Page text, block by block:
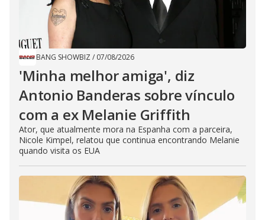
BANG SHOWBIZ / 07/08/2026
'Minha melhor amiga', diz
Antonio Banderas sobre vínculo
com a ex Melanie Griffith
Ator, que atualmente mora na Espanha com a parceira,
Nicole Kimpel, relatou que continua encontrando Melanie
quando visita os EUA